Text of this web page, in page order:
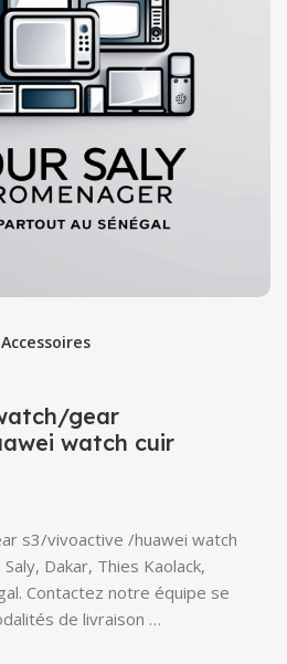
Accessoires
gear
watch cuir
s3/vivoactive /huawei watch
Dakar, Thies Kaolack,
Contactez notre équipe se
de livraison …